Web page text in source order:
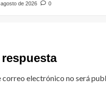
de 2026 0
correo electrónico no será